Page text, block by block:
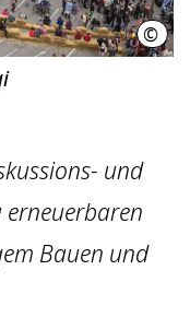
©
und
Bauen und